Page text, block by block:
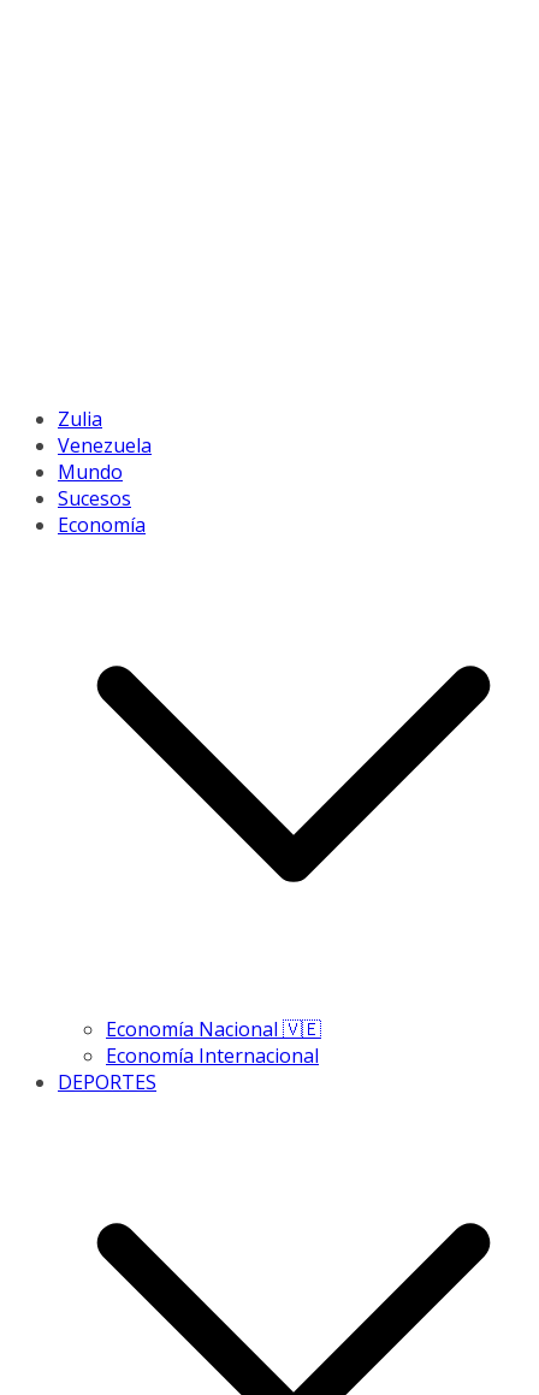
Zulia
Venezuela
Mundo
Sucesos
Economía
Economía Nacional 🇻🇪
Economía Internacional
DEPORTES